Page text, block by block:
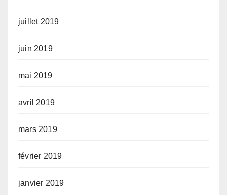
juillet 2019
juin 2019
mai 2019
avril 2019
mars 2019
février 2019
janvier 2019